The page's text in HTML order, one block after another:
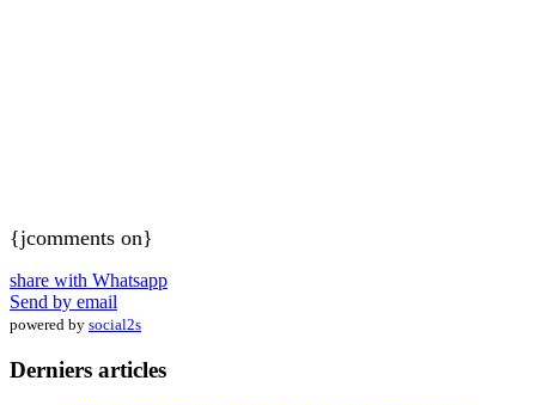
{jcomments on}
share with Whatsapp
Send by email
powered by social2s
Derniers articles